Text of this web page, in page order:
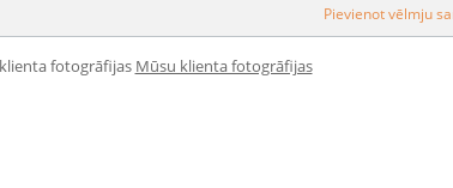
Pievienot vēlmju
fotogrāfijas Mūsu klienta fotogrāfijas